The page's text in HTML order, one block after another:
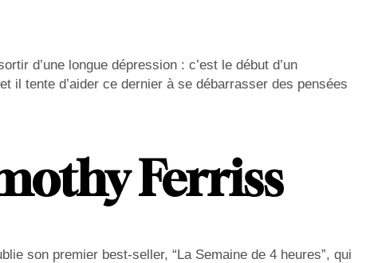
d’une longue dépression : c’est le début d’un
il tente d’aider ce dernier à se débarrasser des pensées
Ferriss
son premier best-seller, “La Semaine de 4 heures”, qui